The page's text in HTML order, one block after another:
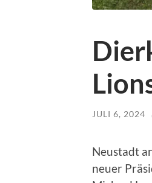
JULI 6, 2024
Neustadt
neuer